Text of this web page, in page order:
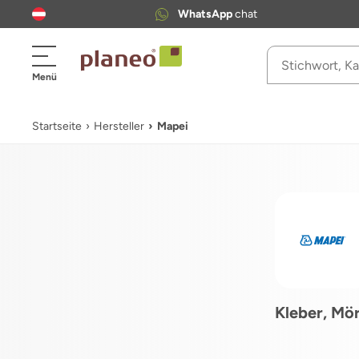
WhatsAppchat
Menü
Startseite Hersteller Mapei
Kleber,